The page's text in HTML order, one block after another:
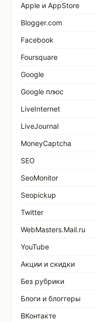
Apple и AppStore
Blogger.com
Facebook
Foursquare
Google
Google плюс
LiveInternet
LiveJournal
MoneyCaptcha
SEO
SeoMonitor
Seopickup
Twitter
WebMasters.Mail.ru
YouTube
Акции и скидки
Без рубрики
Блоги и блоггеры
ВКонтакте